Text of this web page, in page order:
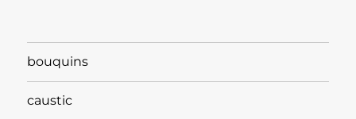
bouquins
caustic